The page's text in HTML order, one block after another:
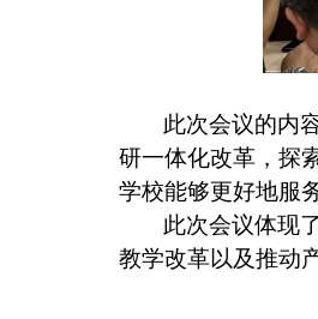
此次会议的内
研一体化改革，探
学校能够更好地服
此次会议体现
教学改革以及推动